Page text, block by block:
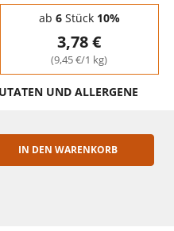
ab 6Stück 10%
3,78 €
(9,45 €/1 kg)
UND ALLERGENE
IN DEN WARENKORB